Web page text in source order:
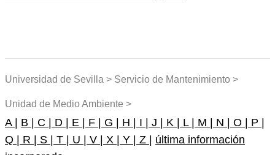
Universidad de Sevilla > Servicio de Mantenimiento >
Unidad de Medio Ambiente >
A | B | C | D | E | F | G | H | I | J | K | L | M | N | O | P |
Q | R | S | T | U | V | X | Y | Z | última información